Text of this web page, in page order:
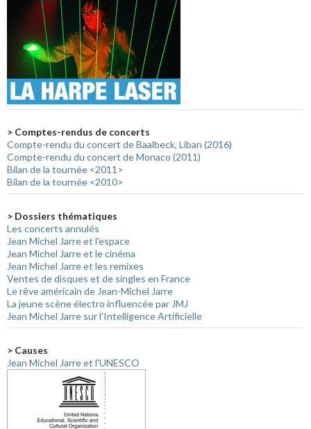
> Comptes-rendus de concerts
Compte-rendu du concert de Baalbeck, Liban (2016)
Compte-rendu du concert de Monaco (2011)
Bilan de la tournée <2011>
Bilan de la tournée <2010>
> Dossiers thématiques
Les concerts annulés
Jean Michel Jarre et l'espace
Jean Michel Jarre et le cinéma
Jean Michel Jarre et les remixes
Ventes de disques et de singles en France
Le rêve américain de Jean-Michel Jarre
La jeune scène électro influencée par JMJ
Jean Michel Jarre sur l'Intelligence Artificielle
> Causes
Jean Michel Jarre et l'UNESCO